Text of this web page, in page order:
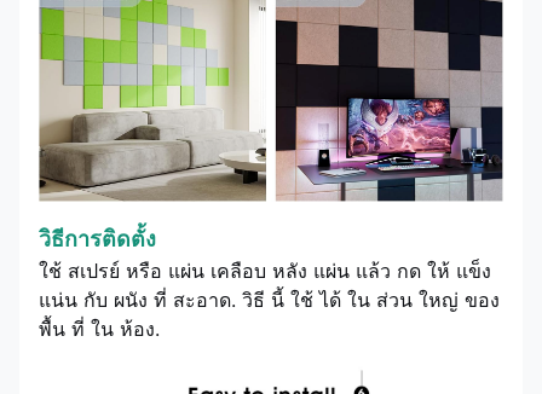
วิธีการติดตั้ง
ใช้ สเปรย์ หรือ แผ่น เคลือบ หลัง แผ่น แล้ว กด ให้ แข็ง
แน่น กับ ผนัง ที่ สะอาด. วิธี นี้ ใช้ ได้ ใน ส่วน ใหญ่ ของ
พื้น ที่ ใน ห้อง.